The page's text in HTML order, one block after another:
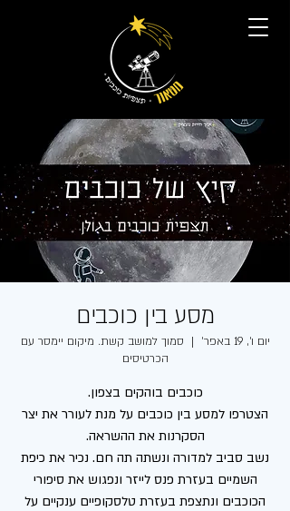
מסע בין כוכבים
יום ו׳, 19 באפר׳
  |
סמוך למושב קשת. מיקום יימסר עם
הכרטיסים
הצטרפו למסע בין כוכבים על מנת לעורר את יצר
נשב סביב למדורה ונשתה תה חם. נכיר את כיפת
השמיים בעזרת פנס לייזר ונפגוש את סיפורי
הכוכבים ונתצפת בעזרת טלסקופיים ענקיים על